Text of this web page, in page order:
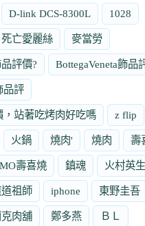
D-link DCS-8300L 1028
死亡愛麗絲 麥當勞
評價? BottegaVeneta飾品
品評
站著吃烤肉好吃嗎 z flip
火鍋 燒肉' 燒肉 壽
壽喜燒 鎮魂 火村英生
祖師 iphone 東野圭吾
肉舖 鄭多燕 ＢＬ